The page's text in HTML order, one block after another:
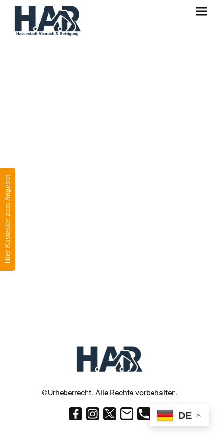
©Urheberrecht. Alle Rechte vorbehalten.
DE
Hier Kostenlos zum Angebot